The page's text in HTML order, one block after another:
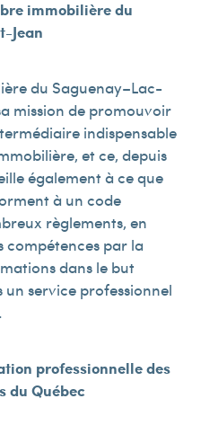
immobilière du
Jean
du Saguenay–Lac-
mission de promouvoir
indispensable
et ce, depuis
également à ce que
à un code
règlements, en
compétences par la
dans le but
service professionnel
professionnelle des
du Québec